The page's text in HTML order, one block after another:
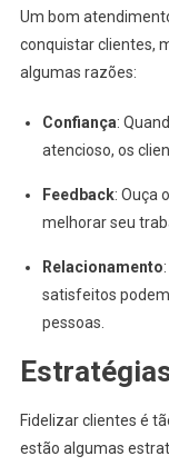
Um bom
conquistar clientes,
algumas razões:
Confiança:
atencioso, os
Feedback: Ouça
melhorar seu
Relacionamento
satisfeitos
pessoas.
Fidelizar clientes é
estão algumas